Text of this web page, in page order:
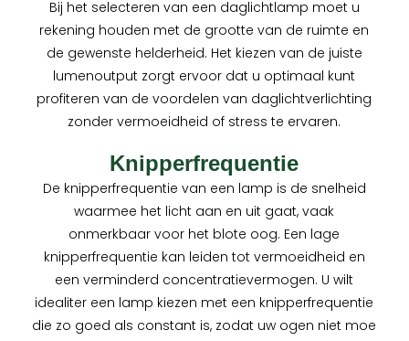
Bij het selecteren van een daglichtlamp moet u
rekening houden met de grootte van de ruimte en
de gewenste helderheid. Het kiezen van de juiste
lumenoutput zorgt ervoor dat u optimaal kunt
profiteren van de voordelen van daglichtverlichting
zonder vermoeidheid of stress te ervaren.
Knipperfrequentie
De knipperfrequentie van een lamp is de snelheid
waarmee het licht aan en uit gaat, vaak
onmerkbaar voor het blote oog. Een lage
knipperfrequentie kan leiden tot vermoeidheid en
een verminderd concentratievermogen. U wilt
idealiter een lamp kiezen met een knipperfrequentie
die zo goed als constant is, zodat uw ogen niet moe